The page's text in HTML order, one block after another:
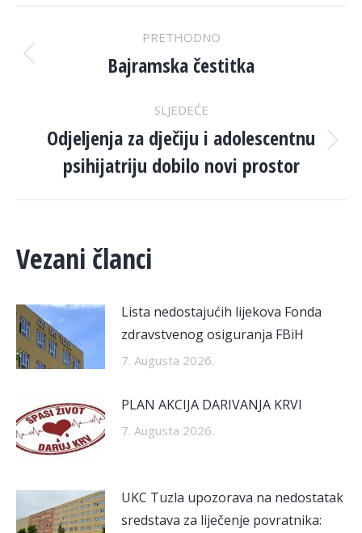
POST
NAVIGATION
PRETHODNO
Previous
Bajramska čestitka
SLJEDEĆE
Next
post:
Odjeljenja za dječiju i adolescentnu
psihijatriju dobilo novi prostor
Vezani članci
Lista nedostajućih lijekova Fonda
zdravstvenog osiguranja FBiH
7. Augusta 2026.
PLAN AKCIJA DARIVANJA KRVI
7. Augusta 2026.
UKC Tuzla upozorava na nedostatak
sredstava za liječenje povratnika: